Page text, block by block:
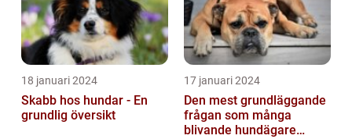
18 januari 2024
Skabb hos hundar - En
grundlig översikt
17 januari 2024
Den mest grundläggande
frågan som många
blivande hundägare